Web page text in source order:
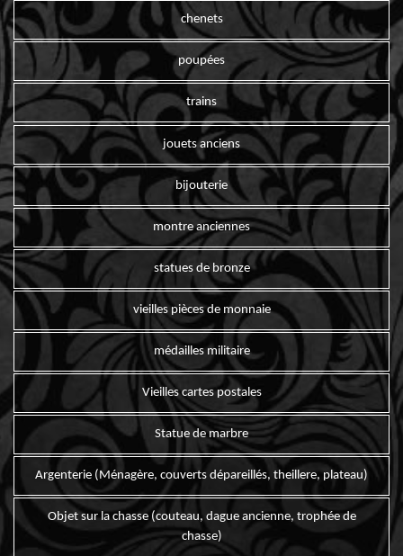
chenets
poupées
trains
jouets anciens
bijouterie
montre anciennes
statues de bronze
vieilles pièces de monnaie
médailles militaire
Vieilles cartes postales
Statue de marbre
Argenterie (Ménagère, couverts dépareillés, theillere, plateau)
Objet sur la chasse (couteau, dague ancienne, trophée de
chasse)